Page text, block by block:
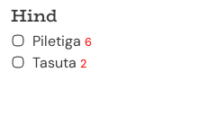
Hind
Piletiga 6
Tasuta 2